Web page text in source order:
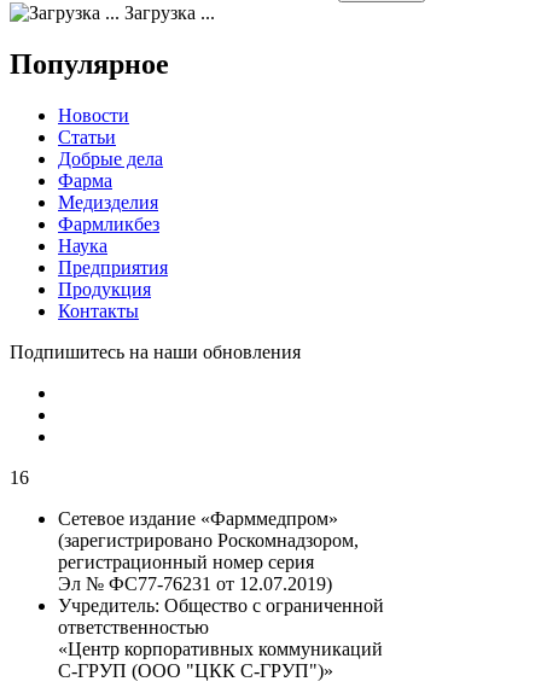
Загрузка ...
Популярное
Новости
Статьи
Добрые дела
Фарма
Медизделия
Фармликбез
Наука
Предприятия
Продукция
Контакты
Подпишитесь на наши обновления
16
Сетевое издание «Фарммедпром»
(зарегистрировано Роскомнадзором,
регистрационный номер серия
Эл № ФС77-76231 от 12.07.2019)
Учредитель: Общество с ограниченной
ответственностью
«Центр корпоративных коммуникаций
С-ГРУП (ООО "ЦКК С-ГРУП")»